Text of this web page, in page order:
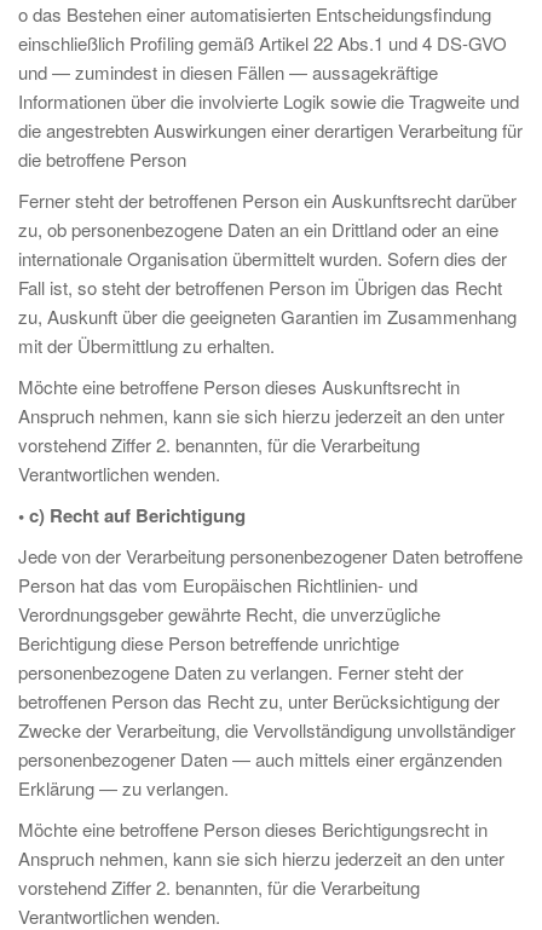
o das Bestehen einer automatisierten Entscheidungsfindung
einschließlich Profiling gemäß Artikel 22 Abs.1 und 4 DS-GVO
und — zumindest in diesen Fällen — aussagekräftige
Informationen über die involvierte Logik sowie die Tragweite und
die angestrebten Auswirkungen einer derartigen Verarbeitung für
die betroffene Person
Ferner steht der betroffenen Person ein Auskunftsrecht darüber
zu, ob personenbezogene Daten an ein Drittland oder an eine
internationale Organisation übermittelt wurden. Sofern dies der
Fall ist, so steht der betroffenen Person im Übrigen das Recht
zu, Auskunft über die geeigneten Garantien im Zusammenhang
mit der Übermittlung zu erhalten.
Möchte eine betroffene Person dieses Auskunftsrecht in
Anspruch nehmen, kann sie sich hierzu jederzeit an den unter
vorstehend Ziffer 2. benannten, für die Verarbeitung
Verantwortlichen wenden.
• c) Recht auf Berichtigung
Jede von der Verarbeitung personenbezogener Daten betroffene
Person hat das vom Europäischen Richtlinien- und
Verordnungsgeber gewährte Recht, die unverzügliche
Berichtigung diese Person betreffende unrichtige
personenbezogene Daten zu verlangen. Ferner steht der
betroffenen Person das Recht zu, unter Berücksichtigung der
Zwecke der Verarbeitung, die Vervollständigung unvollständiger
personenbezogener Daten — auch mittels einer ergänzenden
Erklärung — zu verlangen.
Möchte eine betroffene Person dieses Berichtigungsrecht in
Anspruch nehmen, kann sie sich hierzu jederzeit an den unter
vorstehend Ziffer 2. benannten, für die Verarbeitung
Verantwortlichen wenden.